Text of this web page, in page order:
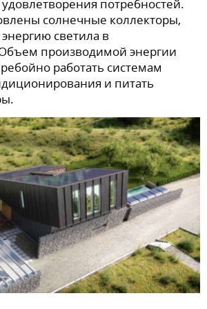
потребностей.
солнечные коллекторы,
светила в
производимой энергии
работать системам
и питать